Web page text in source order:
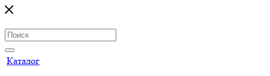
Каталог